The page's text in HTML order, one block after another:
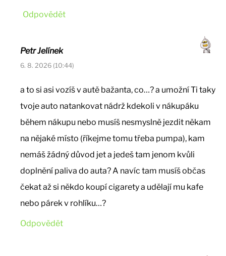
Odpovědět
Petr Jelínek
6. 8. 2026 (10:44)
a to si asi vozíš v autě bažanta, co…? a umožní Ti taky
tvoje auto natankovat nádrž kdekoli v nákupáku
během nákupu nebo musíš nesmyslně jezdit někam
na nějaké místo (říkejme tomu třeba pumpa), kam
nemáš žádný důvod jet a jedeš tam jenom kvůli
doplnění paliva do auta? A navíc tam musíš občas
čekat až si někdo koupí cigarety a udělají mu kafe
nebo párek v rohlíku…?
Odpovědět